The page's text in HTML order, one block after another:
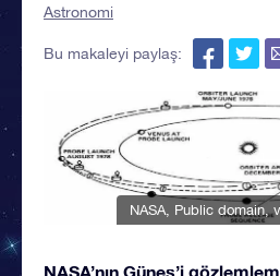
Astronomi
Bu makaleyi paylaş:
NASA , Public domain,
NASA’nın Güneş’i